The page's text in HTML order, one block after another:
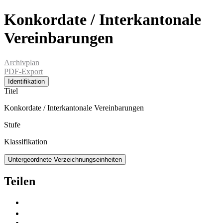
Konkordate / Interkantonale
Vereinbarungen
Archivplan
PDF-Export
Identifikation
Titel
Konkordate / Interkantonale Vereinbarungen
Stufe
Klassifikation
Untergeordnete Verzeichnungseinheiten
Teilen